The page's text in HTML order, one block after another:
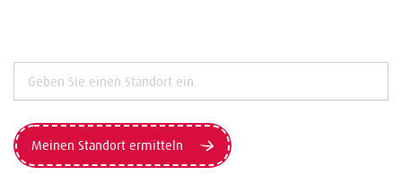
Meinen Standort ermitteln